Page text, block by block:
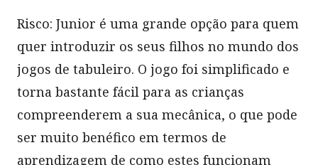
Risco: Junior é uma grande opção para quem
quer introduzir os seus filhos no mundo dos
jogos de tabuleiro. O jogo foi simplificado e
torna bastante fácil para as crianças
compreenderem a sua mecânica, o que pode
ser muito benéfico em termos de
aprendizagem de como estes funcionam